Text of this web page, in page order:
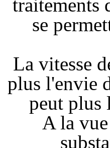
traitements
se
La vitesse
plus l'envie
peut plus
A la